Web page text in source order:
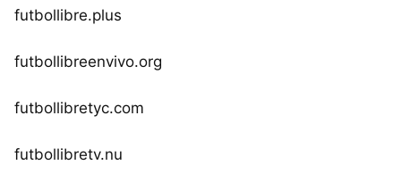
futbollibre.plus
futbollibreenvivo.org
futbollibretyc.com
futbollibretv.nu